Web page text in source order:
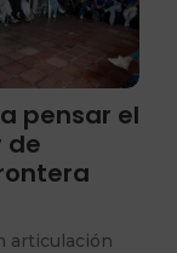
pensar el
de
articulación